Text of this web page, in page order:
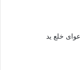
خلع ید